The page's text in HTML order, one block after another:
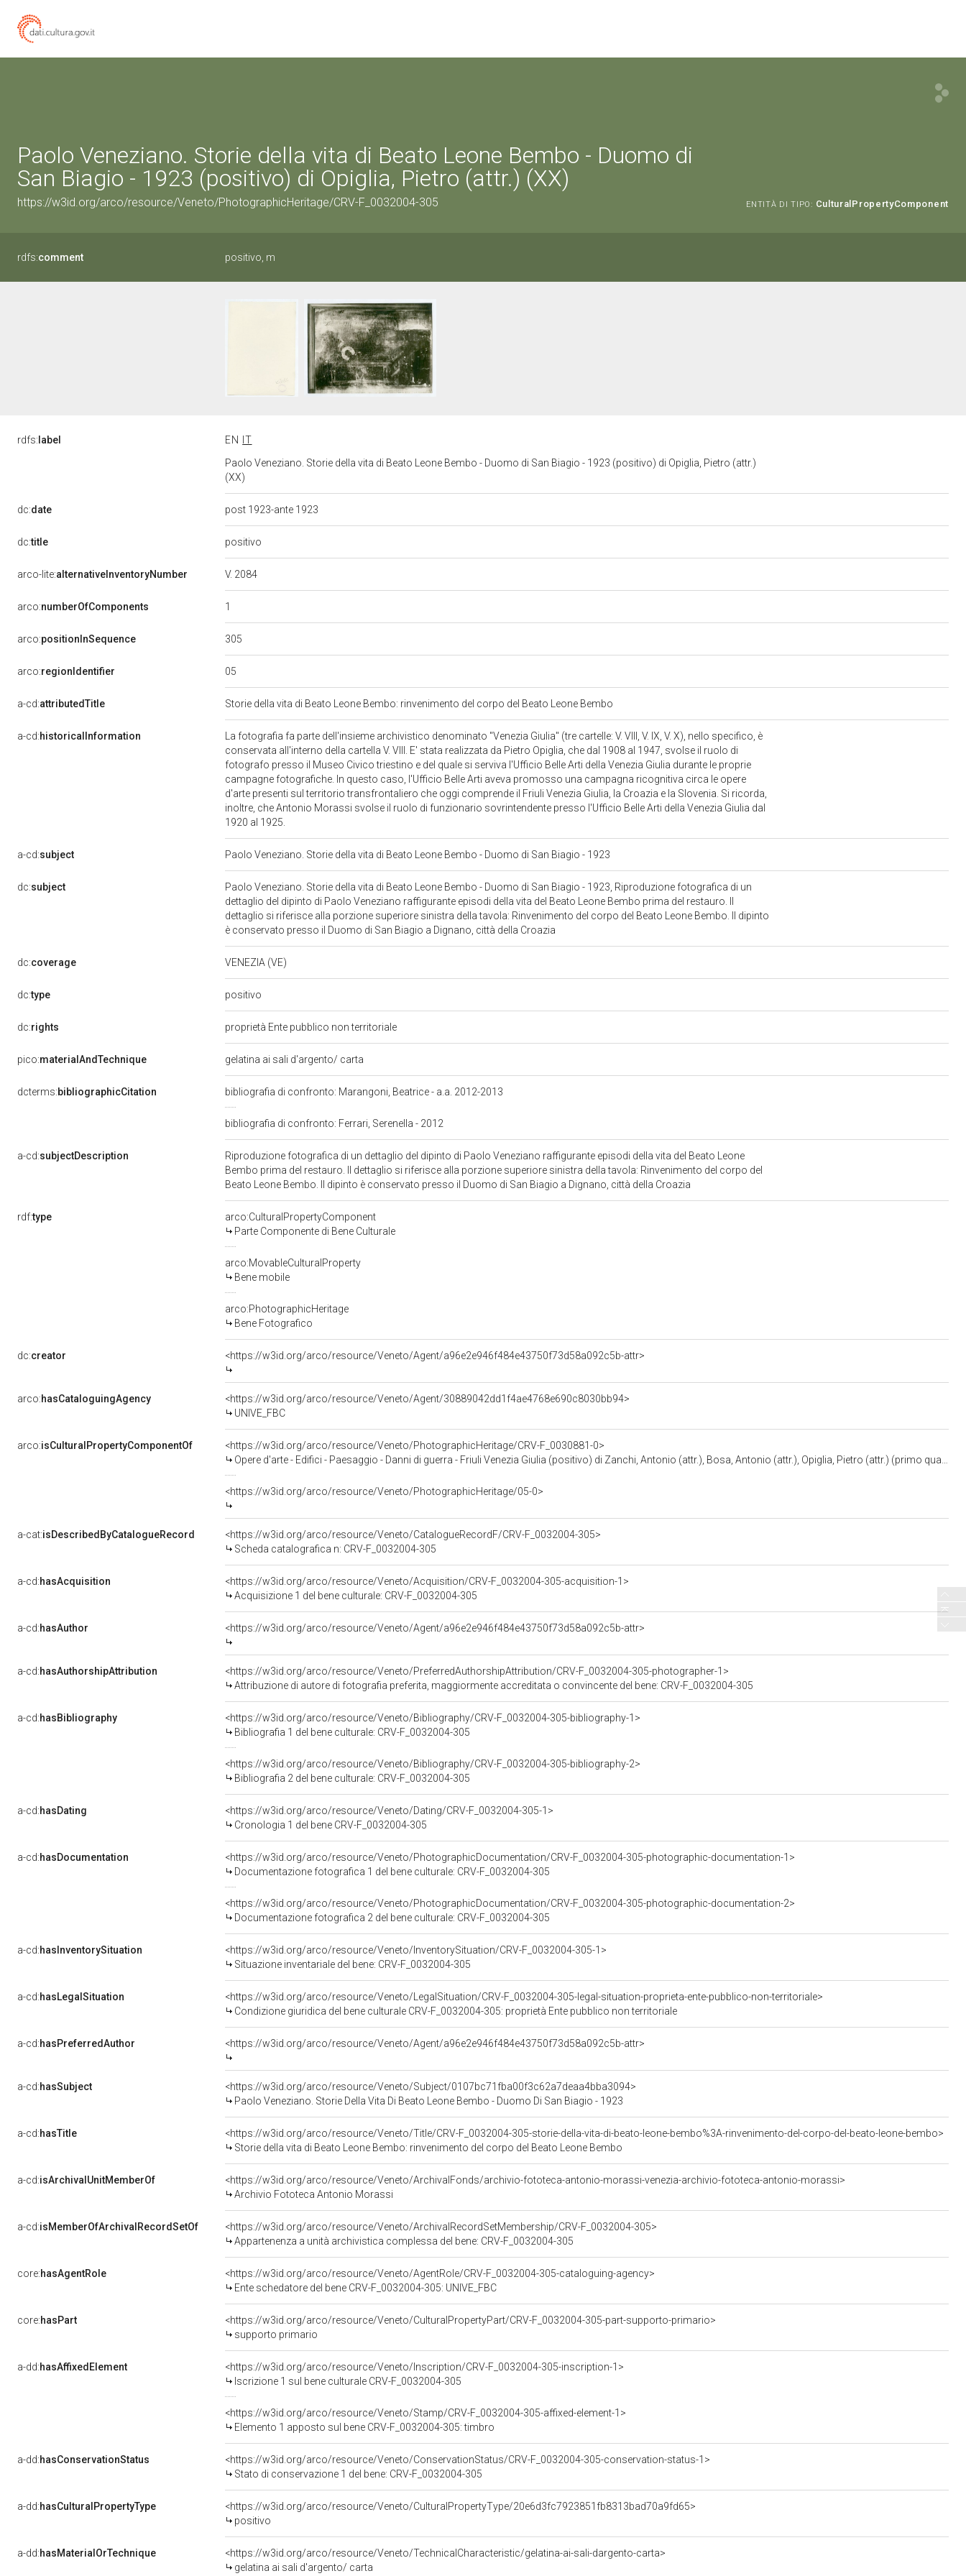
Paolo Veneziano. Storie della vita di Beato Leone Bembo - Duomo di
San Biagio - 1923 (positivo) di Opiglia, Pietro (attr.) (XX)
https://w3id.org/arco/resource/Veneto/PhotographicHeritage/CRV-F_0032004-305 ENTITÀ DI TIPO: CulturalPropertyComponent
rdfs:comment positivo, m
rdfs: label EN
IT
Paolo Veneziano. Storie della vita di Beato Leone Bembo - Duomo di San Biagio - 1923 (positivo) di Opiglia, Pietro (attr.)
(XX)
dc:date post 1923-ante 1923
dc:title positivo
arco-lite:alternativeInventoryNumber V. 2084
arco:numberOfComponents 1
arco:positionInSequence 305
arco:regionIdentifier 05
a-cd:attributedTitle Storie della vita di Beato Leone Bembo: rinvenimento del corpo del Beato Leone Bembo
a-cd:historicalInformation
La fotografia fa parte dell'insieme archivistico denominato "Venezia Giulia" (tre cartelle: V. VIII, V. IX, V. X), nello specifico, è
conservata all'interno della cartella V. VIII. E' stata realizzata da Pietro Opiglia, che dal 1908 al 1947, svolse il ruolo di
fotografo presso il Museo Civico triestino e del quale si serviva l'Ufficio Belle Arti della Venezia Giulia durante le proprie
campagne fotografiche. In questo caso, l'Ufficio Belle Arti aveva promosso una campagna ricognitiva circa le opere
d'arte presenti sul territorio transfrontaliero che oggi comprende il Friuli Venezia Giulia, la Croazia e la Slovenia. Si ricorda,
inoltre, che Antonio Morassi svolse il ruolo di funzionario sovrintendente presso l'Ufficio Belle Arti della Venezia Giulia dal
1920 al 1925.
a-cd:subject Paolo Veneziano. Storie della vita di Beato Leone Bembo - Duomo di San Biagio - 1923
dc:subject Paolo Veneziano. Storie della vita di Beato Leone Bembo - Duomo di San Biagio - 1923, Riproduzione fotografica di un
dettaglio del dipinto di Paolo Veneziano raffigurante episodi della vita del Beato Leone Bembo prima del restauro. Il
dettaglio si riferisce alla porzione superiore sinistra della tavola: Rinvenimento del corpo del Beato Leone Bembo. Il dipinto
è conservato presso il Duomo di San Biagio a Dignano, città della Croazia
dc:coverage VENEZIA (VE)
dc:type positivo
dc:rights proprietà Ente pubblico non territoriale
pico:materialAndTechnique gelatina ai sali d'argento/ carta
dcterms:bibliographicCitation bibliografia di confronto: Marangoni, Beatrice - a.a. 2012-2013
bibliografia di confronto: Ferrari, Serenella - 2012
a-cd:subjectDescription
Riproduzione fotografica di un dettaglio del dipinto di Paolo Veneziano raffigurante episodi della vita del Beato Leone
Bembo prima del restauro. Il dettaglio si riferisce alla porzione superiore sinistra della tavola: Rinvenimento del corpo del
Beato Leone Bembo. Il dipinto è conservato presso il Duomo di San Biagio a Dignano, città della Croazia
rdf:type
arco:CulturalPropertyComponent
Parte Componente di Bene Culturale
arco:MovableCulturalProperty
Bene mobile
arco:PhotographicHeritage
Bene Fotografico
dc:creator <https://w3id.org/arco/resource/Veneto/Agent/a96e2e946f484e43750f73d58a092c5b-attr>
arco:hasCataloguingAgency
<https://w3id.org/arco/resource/Veneto/Agent/30889042dd1f4ae4768e690c8030bb94>
UNIVE_FBC
arco:isCulturalPropertyComponentOf
<https://w3id.org/arco/resource/Veneto/PhotographicHeritage/CRV-F_0030881-0>
Opere d'arte - Edifici - Paesaggio - Danni di guerra - Friuli Venezia Giulia (positivo) di Zanchi, Antonio (attr.), Bosa, Antonio (attr.), Opiglia, Pietro (attr.) (primo quarto XX)
<https://w3id.org/arco/resource/Veneto/PhotographicHeritage/05-0>
a-cat:isDescribedByCatalogueRecord
<https://w3id.org/arco/resource/Veneto/CatalogueRecordF/CRV-F_0032004-305>
Scheda catalografica n: CRV-F_0032004-305
a-cd:hasAcquisition
<https://w3id.org/arco/resource/Veneto/Acquisition/CRV-F_0032004-305-acquisition-1>
Acquisizione 1 del bene culturale: CRV-F_0032004-305
a-cd:hasAuthor <https://w3id.org/arco/resource/Veneto/Agent/a96e2e946f484e43750f73d58a092c5b-attr>
a-cd:hasAuthorshipAttribution
<https://w3id.org/arco/resource/Veneto/PreferredAuthorshipAttribution/CRV-F_0032004-305-photographer-1>
Attribuzione di autore di fotografia preferita, maggiormente accreditata o convincente del bene: CRV-F_0032004-305
a-cd:hasBibliography
<https://w3id.org/arco/resource/Veneto/Bibliography/CRV-F_0032004-305-bibliography-1>
Bibliografia 1 del bene culturale: CRV-F_0032004-305
<https://w3id.org/arco/resource/Veneto/Bibliography/CRV-F_0032004-305-bibliography-2>
Bibliografia 2 del bene culturale: CRV-F_0032004-305
a-cd:hasDating
<https://w3id.org/arco/resource/Veneto/Dating/CRV-F_0032004-305-1>
Cronologia 1 del bene CRV-F_0032004-305
a-cd:hasDocumentation
<https://w3id.org/arco/resource/Veneto/PhotographicDocumentation/CRV-F_0032004-305-photographic-documentation-1>
Documentazione fotografica 1 del bene culturale: CRV-F_0032004-305
<https://w3id.org/arco/resource/Veneto/PhotographicDocumentation/CRV-F_0032004-305-photographic-documentation-2>
Documentazione fotografica 2 del bene culturale: CRV-F_0032004-305
a-cd:hasInventorySituation
<https://w3id.org/arco/resource/Veneto/InventorySituation/CRV-F_0032004-305-1>
Situazione inventariale del bene: CRV-F_0032004-305
a-cd:hasLegalSituation
<https://w3id.org/arco/resource/Veneto/LegalSituation/CRV-F_0032004-305-legal-situation-proprieta-ente-pubblico-non-territoriale>
Condizione giuridica del bene culturale CRV-F_0032004-305: proprietà Ente pubblico non territoriale
a-cd:hasPreferredAuthor <https://w3id.org/arco/resource/Veneto/Agent/a96e2e946f484e43750f73d58a092c5b-attr>
a-cd:hasSubject
<https://w3id.org/arco/resource/Veneto/Subject/0107bc71fba00f3c62a7deaa4bba3094>
Paolo Veneziano. Storie Della Vita Di Beato Leone Bembo - Duomo Di San Biagio - 1923
a-cd:hasTitle
<https://w3id.org/arco/resource/Veneto/Title/CRV-F_0032004-305-storie-della-vita-di-beato-leone-bembo%3A-rinvenimento-del-corpo-del-beato-leone-bembo>
Storie della vita di Beato Leone Bembo: rinvenimento del corpo del Beato Leone Bembo
a-cd:isArchivalUnitMemberOf
<https://w3id.org/arco/resource/Veneto/ArchivalFonds/archivio-fototeca-antonio-morassi-venezia-archivio-fototeca-antonio-morassi>
Archivio Fototeca Antonio Morassi
a-cd:isMemberOfArchivalRecordSetOf
<https://w3id.org/arco/resource/Veneto/ArchivalRecordSetMembership/CRV-F_0032004-305>
Appartenenza a unità archivistica complessa del bene: CRV-F_0032004-305
core:hasAgentRole
<https://w3id.org/arco/resource/Veneto/AgentRole/CRV-F_0032004-305-cataloguing-agency>
Ente schedatore del bene CRV-F_0032004-305: UNIVE_FBC
core:hasPart
<https://w3id.org/arco/resource/Veneto/CulturalPropertyPart/CRV-F_0032004-305-part-supporto-primario>
supporto primario
a-dd:hasAffixedElement
<https://w3id.org/arco/resource/Veneto/Inscription/CRV-F_0032004-305-inscription-1>
Iscrizione 1 sul bene culturale CRV-F_0032004-305
<https://w3id.org/arco/resource/Veneto/Stamp/CRV-F_0032004-305-affixed-element-1>
Elemento 1 apposto sul bene CRV-F_0032004-305: timbro
a-dd:hasConservationStatus
<https://w3id.org/arco/resource/Veneto/ConservationStatus/CRV-F_0032004-305-conservation-status-1>
Stato di conservazione 1 del bene: CRV-F_0032004-305
a-dd:hasCulturalPropertyType
<https://w3id.org/arco/resource/Veneto/CulturalPropertyType/20e6d3fc7923851fb8313bad70a9fd65>
positivo
a-dd:hasMaterialOrTechnique
<https://w3id.org/arco/resource/Veneto/TechnicalCharacteristic/gelatina-ai-sali-dargento-carta>
gelatina ai sali d'argento/ carta